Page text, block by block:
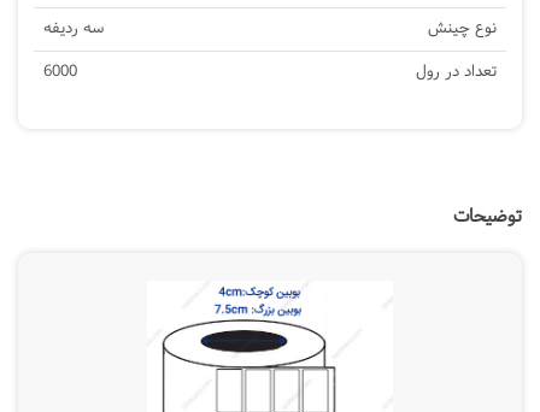
نوع چینش
سه ردیفه
تعداد در رول
6000
توضیحات